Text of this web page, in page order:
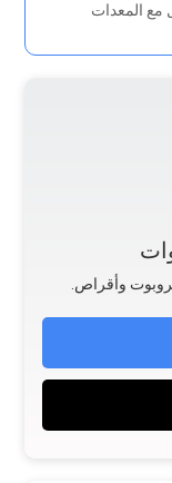
مع المعدات
وأقراص